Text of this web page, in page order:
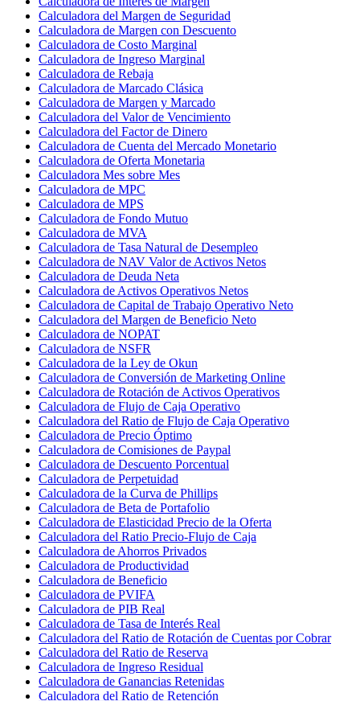
Calculadora del Margen de Seguridad
Calculadora de Margen con Descuento
Calculadora de Costo Marginal
Calculadora de Ingreso Marginal
Calculadora de Rebaja
Calculadora de Marcado Clásica
Calculadora de Margen y Marcado
Calculadora del Valor de Vencimiento
Calculadora del Factor de Dinero
Calculadora de Cuenta del Mercado Monetario
Calculadora de Oferta Monetaria
Calculadora Mes sobre Mes
Calculadora de MPC
Calculadora de MPS
Calculadora de Fondo Mutuo
Calculadora de MVA
Calculadora de Tasa Natural de Desempleo
Calculadora de NAV Valor de Activos Netos
Calculadora de Deuda Neta
Calculadora de Activos Operativos Netos
Calculadora de Capital de Trabajo Operativo Neto
Calculadora del Margen de Beneficio Neto
Calculadora de NOPAT
Calculadora de NSFR
Calculadora de la Ley de Okun
Calculadora de Conversión de Marketing Online
Calculadora de Rotación de Activos Operativos
Calculadora de Flujo de Caja Operativo
Calculadora del Ratio de Flujo de Caja Operativo
Calculadora de Precio Óptimo
Calculadora de Comisiones de Paypal
Calculadora de Descuento Porcentual
Calculadora de Perpetuidad
Calculadora de la Curva de Phillips
Calculadora de Beta de Portafolio
Calculadora de Elasticidad Precio de la Oferta
Calculadora del Ratio Precio-Flujo de Caja
Calculadora de Ahorros Privados
Calculadora de Productividad
Calculadora de Beneficio
Calculadora de PVIFA
Calculadora de PIB Real
Calculadora de Tasa de Interés Real
Calculadora del Ratio de Rotación de Cuentas por Cobrar
Calculadora del Ratio de Reserva
Calculadora de Ingreso Residual
Calculadora de Ganancias Retenidas
Calculadora del Ratio de Retención